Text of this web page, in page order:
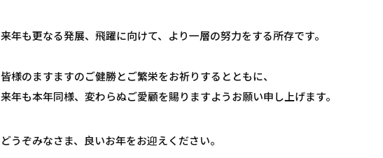
来年も更なる発展、飛躍に向けて、より一層の努力をする所存です。
皆様のますますのご健勝とご繁栄をお祈りするとともに、
来年も本年同様、変わらぬご愛顧を賜りますようお願い申し上げます。
どうぞみなさま、良いお年をお迎えください。